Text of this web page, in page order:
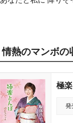
情熱のマンボの
極
発